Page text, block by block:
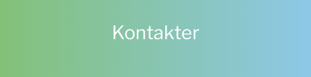
Kontakter